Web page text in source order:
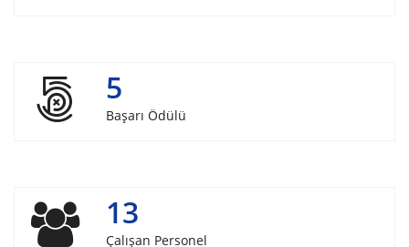
5
Başarı Ödülü
13
Çalışan Personel